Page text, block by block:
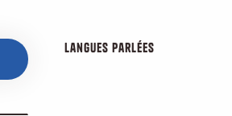
Langues parlées
Langues parlées